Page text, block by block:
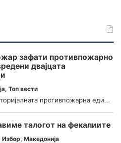
зафати противпожарно
двајцата
, Топ вести
противпожарна еди...
талогот на фекалиите
Избор, Македонија